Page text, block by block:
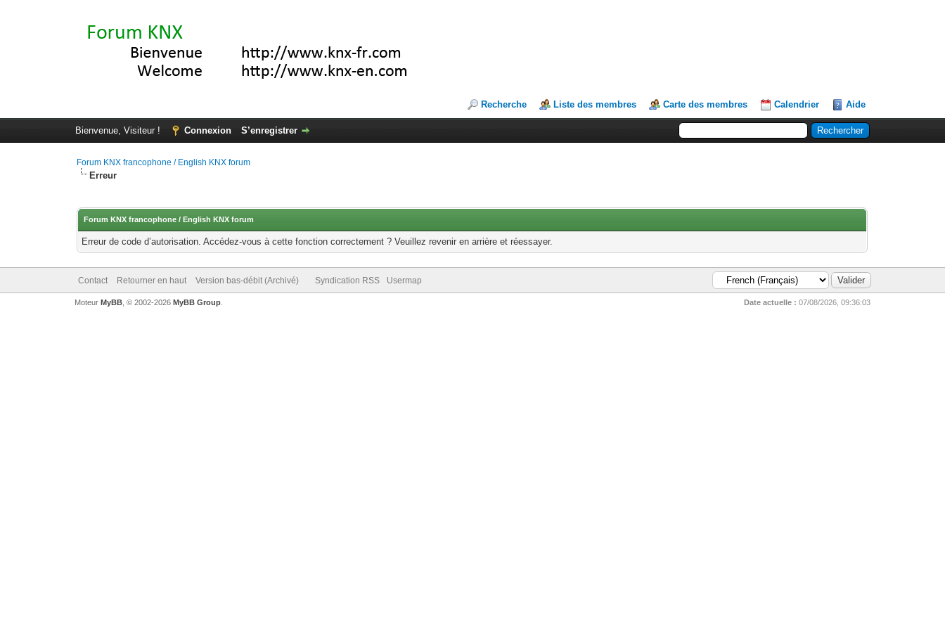
Recherche Liste des membres Carte des membres Calendrier Aide
Bienvenue, Visiteur ! Connexion S’enregistrer
Forum KNX francophone / English KNX forum
Erreur
Forum KNX francophone / English KNX forum
Erreur de code d’autorisation. Accédez-vous à cette fonction correctement ? Veuillez revenir en arrière et réessayer.
Contact Retourner en haut Version bas-débit (Archivé) Syndication RSS Usermap
Date actuelle : 07/08/2026, 09:36:03
Moteur MyBB, © 2002-2026 MyBB Group.